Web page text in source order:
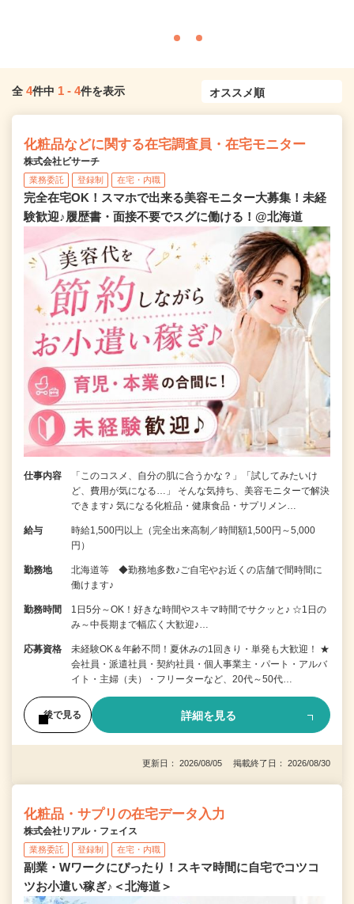
全 4件中 1 - 4件を表示
化粧品などに関する在宅調査員・在宅モニター
株式会社ビサーチ
業務委託 登録制 在宅・内職
完全在宅OK！スマホで出来る美容モニター大募集！未経
験歓迎♪履歴書・面接不要でスグに働ける！@北海道
仕事内容
「このコスメ、自分の肌に合うかな？」「試してみたいけ
ど、費用が気になる…」 そんな気持ち、美容モニターで解決
できます♪ 気になる化粧品・健康食品・サプリメン…
給与
時給1,500円以上（完全出来高制／時間額1,500円～5,000
円）
勤務地
北海道等 ◆勤務地多数♪ご自宅やお近くの店舗で間時間に
働けます♪
勤務時間
1日5分～OK！好きな時間やスキマ時間でサクッと♪ ☆1日の
み～中長期まで幅広く大歓迎♪…
応募資格
未経験OK＆年齢不問！夏休みの1回きり・単発も大歓迎！ ★
会社員・派遣社員・契約社員・個人事業主・パート・アルバ
イト・主婦（夫）・フリーターなど、20代～50代…
後で見る 詳細を見る
更新日： 2026/08/05 掲載終了日： 2026/08/30
化粧品・サプリの在宅データ入力
株式会社リアル・フェイス
業務委託 登録制 在宅・内職
副業・Wワークにぴったり！スキマ時間に自宅でコツコ
ツお小遣い稼ぎ♪＜北海道＞